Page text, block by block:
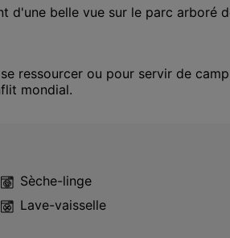
belle vue sur le parc arboré
ressourcer ou pour servir de
mondial.
Sèche-linge
Lave-vaisselle